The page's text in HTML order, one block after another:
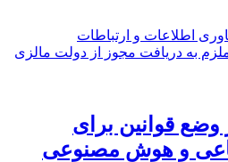
اطلاعات و ارتباطات
وضع قوانین برای
و هوش مصنوعی